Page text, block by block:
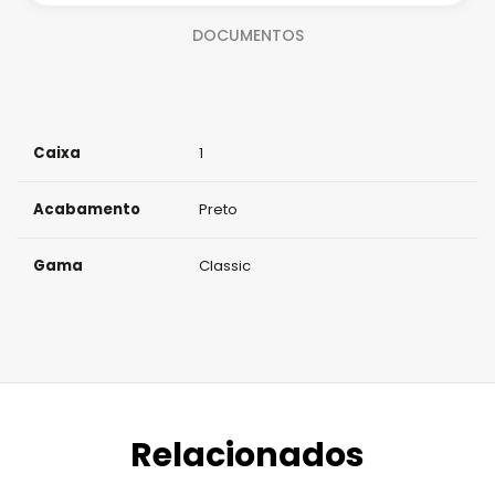
DOCUMENTOS
Caixa 1
Acabamento Preto
Gama Classic
Relacionados